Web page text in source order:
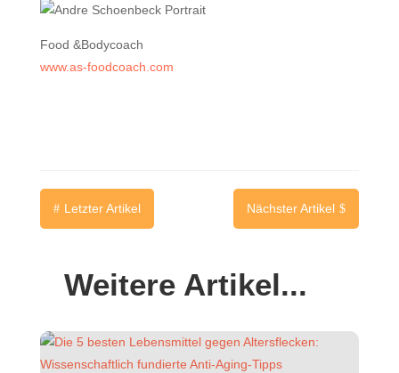
Food &Bodycoach
www.as-foodcoach.com
# Letzter Artikel Nächster Artikel $
Weitere Artikel...